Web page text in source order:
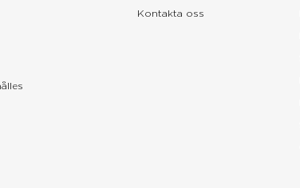
Kontakta oss